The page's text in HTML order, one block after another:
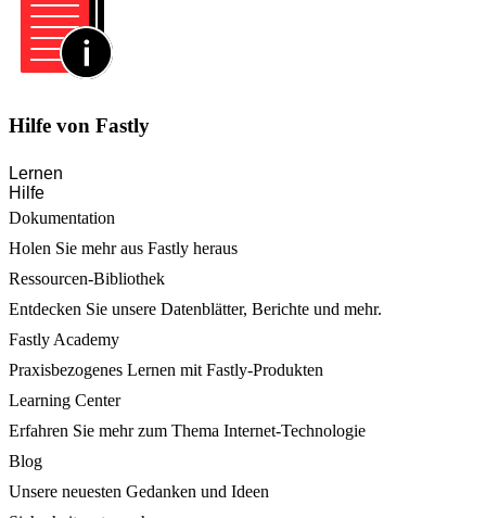
Hilfe von Fastly
Lernen
Hilfe
Dokumentation
Holen Sie mehr aus Fastly heraus
Ressourcen-Bibliothek
Entdecken Sie unsere Datenblätter, Berichte und mehr.
Fastly Academy
Praxisbezogenes Lernen mit Fastly-Produkten
Learning Center
Erfahren Sie mehr zum Thema Internet-Technologie
Blog
Unsere neuesten Gedanken und Ideen